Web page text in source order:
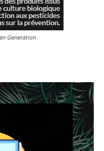
Generation